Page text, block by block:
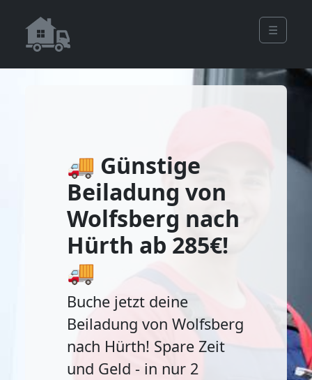
☰
🚚 Günstige
Beiladung von
Wolfsberg nach
Hürth ab 285€!
🚚
Buche jetzt deine
Beiladung von Wolfsberg
nach Hürth! Spare Zeit
und Geld - in nur 2